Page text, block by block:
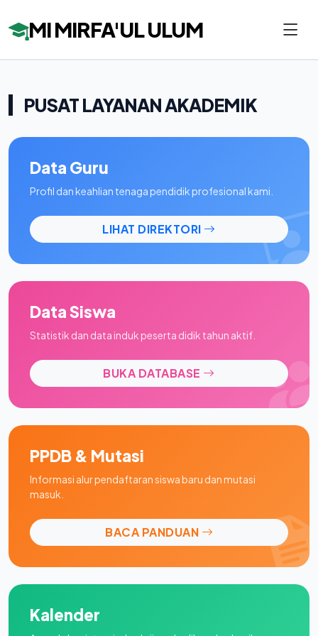
MI MIRFA'UL ULUM
PUSAT LAYANAN AKADEMIK
Data Guru
Profil dan keahlian tenaga pendidik profesional kami.
LIHAT DIREKTORI
Data Siswa
Statistik dan data induk peserta didik tahun aktif.
BUKA DATABASE
PPDB & Mutasi
Informasi alur pendaftaran siswa baru dan mutasi
masuk.
BACA PANDUAN
Kalender